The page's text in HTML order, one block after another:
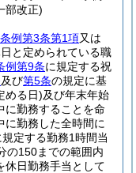
部改正)
例第3条第1項又は
と定められている職
例第9条に規定する祝
及び第5条の規定に基
める日)及び年末年始
に勤務することを命
に勤務した全時間に
規定する勤務1時間当
の150までの範囲内
休日勤務手当として